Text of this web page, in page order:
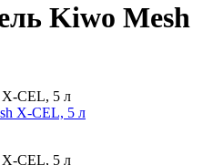
Kiwo Mesh
X-CEL, 5 л
X-CEL, 5 л